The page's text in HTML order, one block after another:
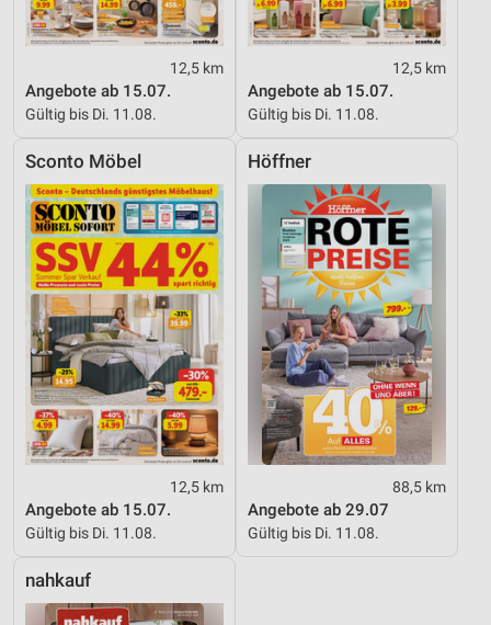
12,5 km
Angebote ab 15.07.
Gültig bis Di. 11.08.
12,5 km
Angebote ab 15.07.
Gültig bis Di. 11.08.
Sconto Möbel
12,5 km
Angebote ab 15.07.
Gültig bis Di. 11.08.
Höffner
88,5 km
Angebote ab 29.07
Gültig bis Di. 11.08.
nahkauf